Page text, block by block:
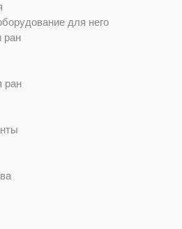
для него
ран
ран